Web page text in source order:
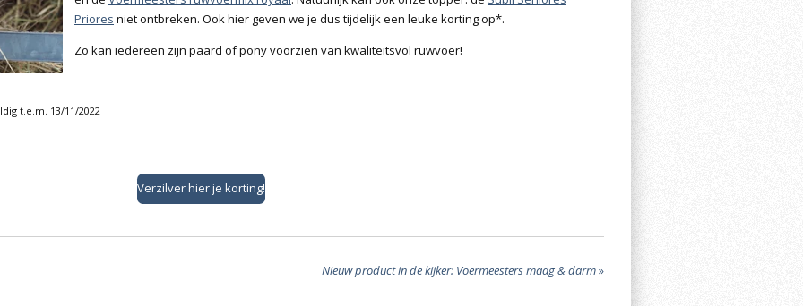
Priores niet ontbreken. Ook hier geven we je dus tijdelijk een leuke korting op*.
Zo kan iedereen zijn paard of pony voorzien van kwaliteitsvol ruwvoer!
t.e.m. 13/11/2022
Verzilver hier je korting!
Nieuw product in de kijker: Voermeesters maag & darm»